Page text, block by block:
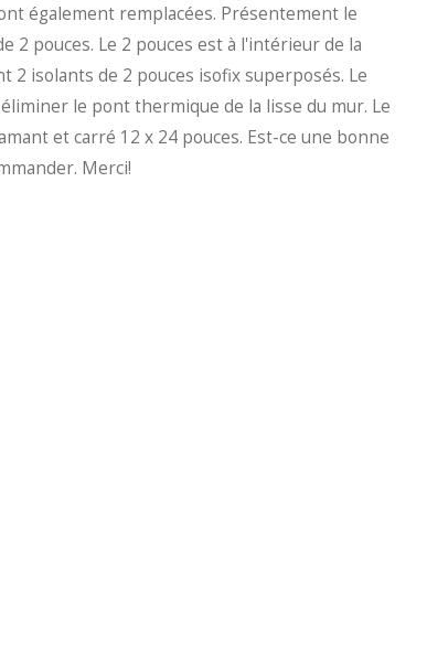
également remplacées. Présentement le
2 pouces. Le 2 pouces est à l'intérieur de la
2 isolants de 2 pouces isofix superposés. Le
le pont thermique de la lisse du mur. Le
et carré 12 x 24 pouces. Est-ce une bonne
Merci!